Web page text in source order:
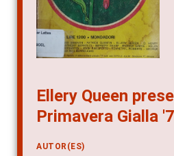
Ellery Queen
Primavera Gialla
AUTOR(ES)